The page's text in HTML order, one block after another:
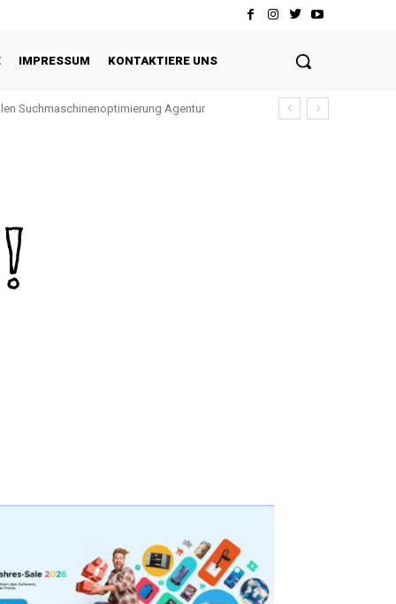
IMPRESSUM KONTAKTIERE UNS
Suchmaschinenoptimierung Agentur